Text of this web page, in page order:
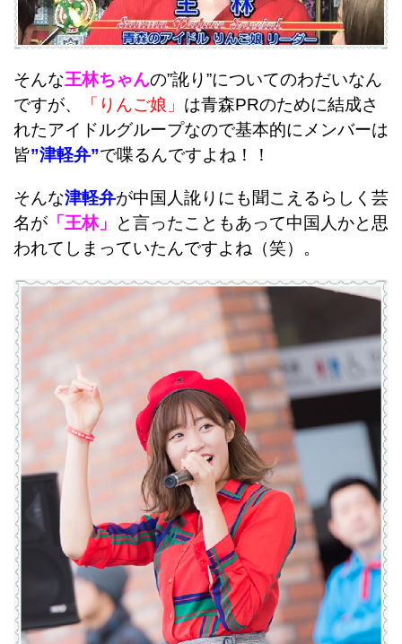
そんな王林ちゃんの”訛り”についてのわだいなん
ですが、
「りんご娘」 は青森PRのために結成さ
れたアイドルグループなので基本的にメンバーは
皆”津軽弁”で喋るんですよね！！
そんな津軽弁が中国人訛りにも聞こえるらしく芸
名が 「王林」
と言ったこともあって中国人かと思
われてしまっていたんですよね（笑）。